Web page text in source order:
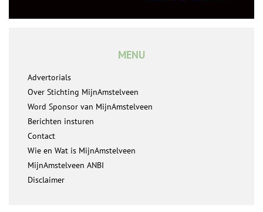
MENU
Advertorials
Over Stichting MijnAmstelveen
Word Sponsor van MijnAmstelveen
Berichten insturen
Contact
Wie en Wat is MijnAmstelveen
MijnAmstelveen ANBI
Disclaimer